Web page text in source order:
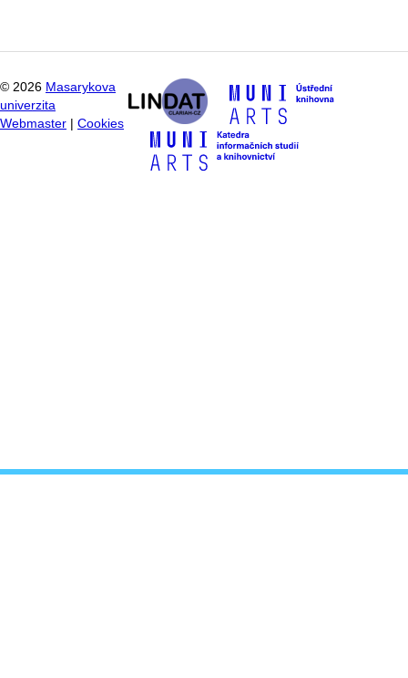
© 2026 Masarykova
univerzita
Webmaster
Cookies